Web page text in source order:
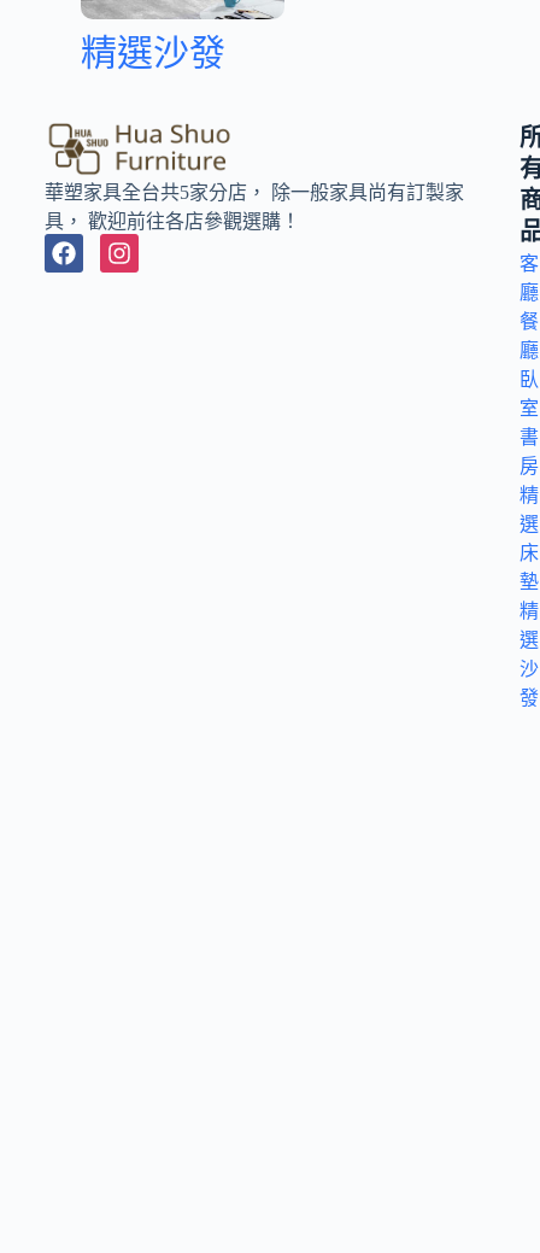
精選沙發
華塑家具全台共5家分店， 除一般家具尚有訂製家
具， 歡迎前往各店參觀選購！
客
廳
餐
廳
臥
室
書
房
精
選
床
墊
精
選
沙
發